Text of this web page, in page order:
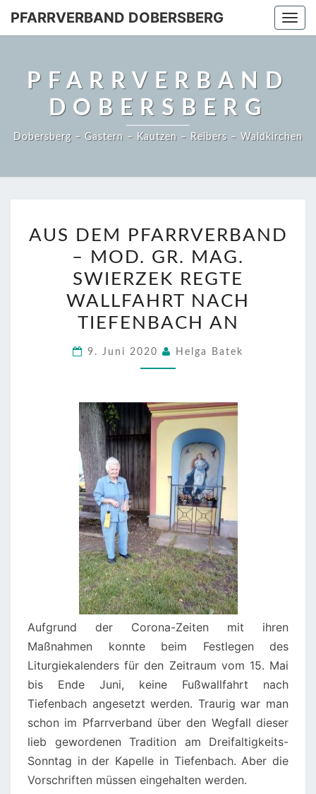
PFARRVERBAND DOBERSBERG
PFARRVERBAND
DOBERSBERG
Dobersberg – Gastern – Kautzen – Reibers – Waldkirchen
DEM
PFARRVERBAND
–
MOD.
GR.
SWIERZEK
REGTE
NACH
TIEFENBACH
AN
AUS DEM PFARRVERBAND
– MOD. GR. MAG.
SWIERZEK REGTE
WALLFAHRT NACH
TIEFENBACH AN
9. Juni 2020 Helga Batek
Aufgrund der Corona-Zeiten mit ihren
Maßnahmen konnte beim Festlegen des
Liturgiekalenders für den Zeitraum vom 15. Mai
bis Ende Juni, keine Fußwallfahrt nach
Tiefenbach angesetzt werden. Traurig war man
schon im Pfarrverband über den Wegfall dieser
lieb gewordenen Tradition am Dreifaltigkeits-
Sonntag in der Kapelle in Tiefenbach. Aber die
Vorschriften müssen eingehalten werden.